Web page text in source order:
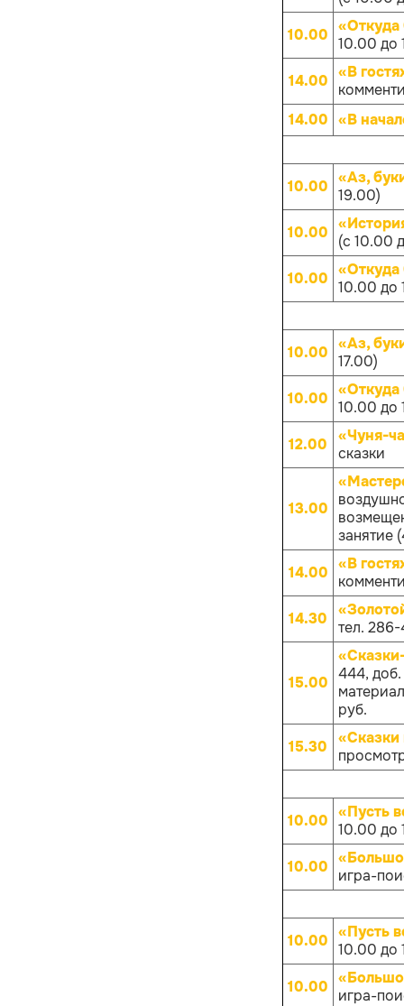
10.00 10.00 до
14.00 «В
14.00 «В
10.00 «Аз,
19.00)
10.00
(с 10.00
10.00 10.00 до
10.00 «Аз,
17.00)
10.00 10.00 до
12.00
«Чуня-
сказки
13.00
занятие
14.00 «В
14.30
тел.
15.00 444,
руб.
15.30
«Сказки
10.00 «Пусть
10.00 до
10.00
игра-
10.00 «Пусть
10.00 до
10.00
игра-